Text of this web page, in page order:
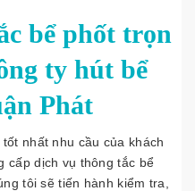
bể phốt trọn
ty hút bể
Phát
nhất nhu cầu của khách
cấp dịch vụ thông tắc bể
tôi sẽ tiến hành kiểm tra,